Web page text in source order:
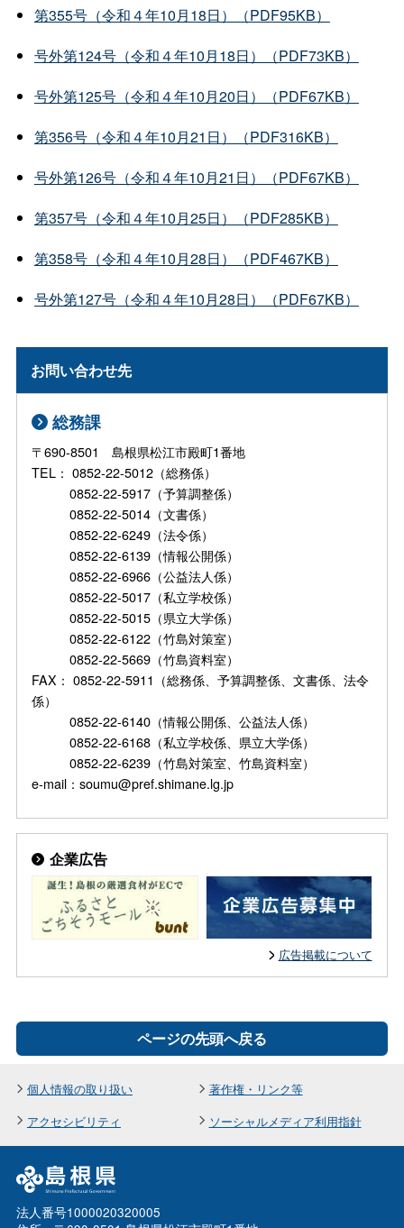
第355号（令和４年10月18日）（PDF95KB）
号外第124号（令和４年10月18日）（PDF73KB）
号外第125号（令和４年10月20日）（PDF67KB）
第356号（令和４年10月21日）（PDF316KB）
号外第126号（令和４年10月21日）（PDF67KB）
第357号（令和４年10月25日）（PDF285KB）
第358号（令和４年10月28日）（PDF467KB）
号外第127号（令和４年10月28日）（PDF67KB）
お問い合わせ先
総務課
〒690-8501 島根県松江市殿町1番地
TEL： 0852-22-5012（総務係）
0852-22-5917（予算調整係）
0852-22-5014（文書係）
0852-22-6249（法令係）
0852-22-6139（情報公開係）
0852-22-6966（公益法人係）
0852-22-5017（私立学校係）
0852-22-5015（県立大学係）
0852-22-6122（竹島対策室）
0852-22-5669（竹島資料室）
FAX： 0852-22-5911（総務係、予算調整係、文書係、法令
係）
0852-22-6140（情報公開係、公益法人係）
0852-22-6168（私立学校係、県立大学係）
0852-22-6239（竹島対策室、竹島資料室）
e-mail：soumu@pref.shimane.lg.jp
企業広告
広告掲載について
ページの先頭へ戻る
個人情報の取り扱い
著作権・リンク等
アクセシビリティ
ソーシャルメディア利用指針
法人番号1000020320005